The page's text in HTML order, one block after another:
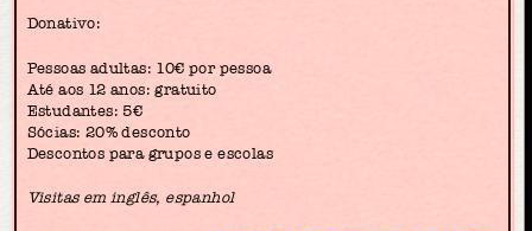
Donativo:
Pessoas adultas: 10€ por pessoa
Até aos 12 anos: gratuito
Estudantes: 5€
Sócias: 20% desconto
Descontos para grupos e escolas
Visitas em inglês, espanhol